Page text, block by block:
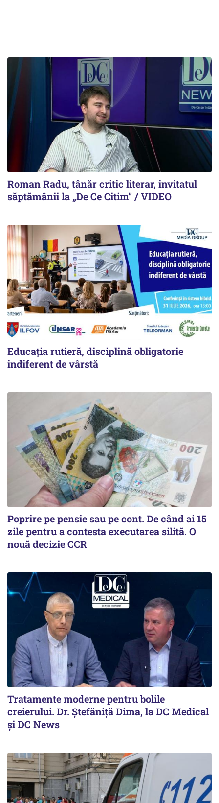
Roman Radu, tânăr critic literar, invitatul
săptămânii la „De Ce Citim” / VIDEO
Educația rutieră, disciplină obligatorie
indiferent de vârstă
Poprire pe pensie sau pe cont. De când ai 15
zile pentru a contesta executarea silită. O
nouă decizie CCR
Tratamente moderne pentru bolile
creierului. Dr. Ștefăniță Dima, la DC Medical
și DC News